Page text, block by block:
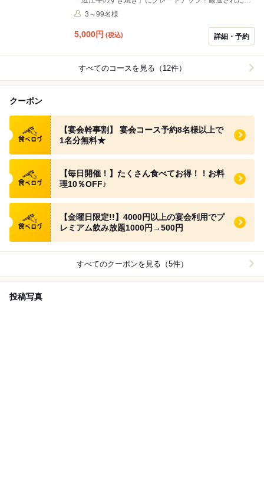
江牛を贅沢に使ったすき焼き鍋、お刺身の盛合せ、豚角
べられる、大切な人たちとの大切な時間にぴったりのコ
3～99名様
5,000円 (税込) 詳細・予約
すべてのコースを見る（12件）
クーポン
食べログ クーポン
【宴会幹事割】 宴会コース予約8名様以上で
1名分無料★
食べログ クーポン
【毎日開催！】たくさん食べてお得！！お料
理10％OFF♪
食べログ クーポン
【金曜日限定!!】4000円以上の宴会利用でプ
レミアム飲み放題1000円→500円
すべてのクーポンを見る（5件）
投稿写真